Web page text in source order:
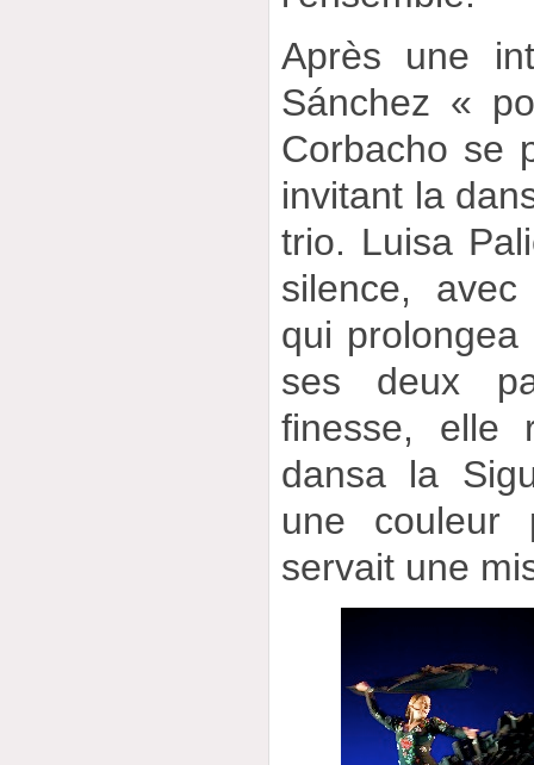
Après une
Sánchez «
Corbacho se
invitant la
trio. Luisa
silence,
qui
ses deux
finesse, elle
dansa la
une couleur
servait une